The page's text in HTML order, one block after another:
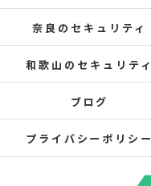
奈良のセキュリティ
和歌山のセキュリティ
ブログ
プライバシーポリシー